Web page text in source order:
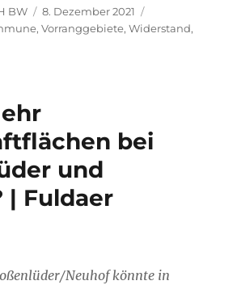
BW
Veröffentlicht
am
8. Dezember 2021
,Vorranggebiete,Widerstand,
bei
und
| Fuldaer
Neuhof könnte in